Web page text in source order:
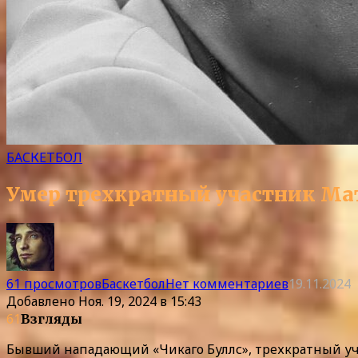
БАСКЕТБОЛ
Умер трехкратный участник
61 просмотровБаскетболНет комментариев19.11.2024
ДобавленоНоя. 19, 2024 в 15:43
61Взгляды
Бывший нападающий «Чикаго Буллс», трехкратный